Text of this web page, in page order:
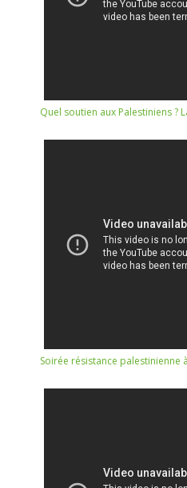
Quel soutien aux Palestiniens ?
Soirée résistance palestinienne